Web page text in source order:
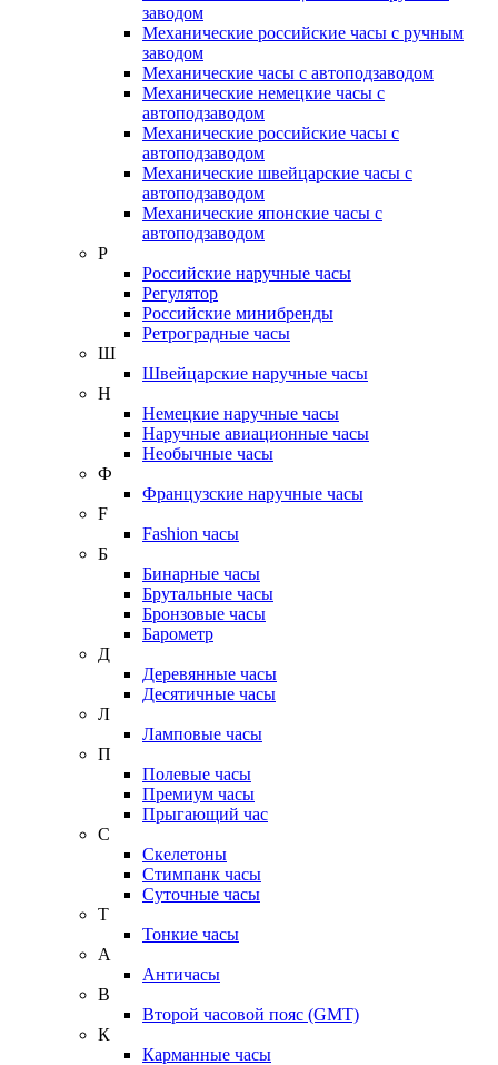
заводом
Механические российские часы с ручным
заводом
Механические часы с автоподзаводом
Механические немецкие часы с
автоподзаводом
Механические российские часы с
автоподзаводом
Механические швейцарские часы с
автоподзаводом
Механические японские часы с
автоподзаводом
Р
Российские наручные часы
Регулятор
Российские минибренды
Ретроградные часы
Ш
Швейцарские наручные часы
Н
Немецкие наручные часы
Наручные авиационные часы
Необычные часы
Ф
Французские наручные часы
F
Fashion часы
Б
Бинарные часы
Брутальные часы
Бронзовые часы
Барометр
Д
Деревянные часы
Десятичные часы
Л
Ламповые часы
П
Полевые часы
Премиум часы
Прыгающий час
С
Скелетоны
Стимпанк часы
Суточные часы
Т
Тонкие часы
А
Античасы
В
Второй часовой пояс (GMT)
К
Карманные часы